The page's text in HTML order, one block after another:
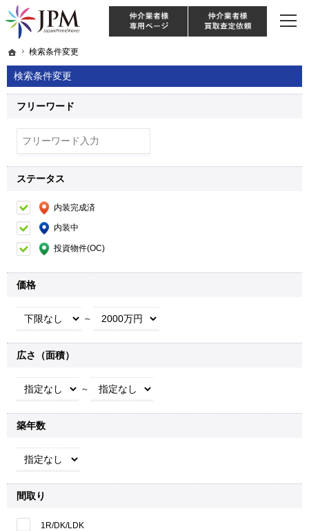
ホーム
検索条件変更
検索条件変更
東京・神奈川・埼玉・千葉のリノベーション住宅や中古マンションを手がける会
【物件買取強化中！】リノベーション住宅・不動産・中古マンションならJPM
フリーワード
ステータス
内装完成済
内装中
投資物件(OC)
価格
～
広さ（面積）
～
築年数
間取り
1R/DK/LDK
ホーム
検索条件変更